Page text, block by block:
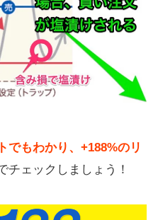
でもわかり、+188%のリ
チェックしましょう！